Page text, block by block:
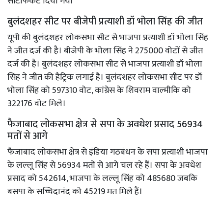
बुलंदशहर सीट पर बीजेपी प्रत्याशी डॉ भोला सिंह की जीत
यूपी की बुलंदशहर लोकसभा सीट से भाजपा प्रत्याशी डॉ भोला सिंह
ने जीत दर्ज की है। बीजेपी के भोला सिंह ने 275000 वोटों से जीत
दर्ज की है। बुलंदशहर लोकसभा सीट से भाजपा प्रत्याशी डॉ भोला
सिंह ने जीत की हैट्रिक लगाई है। बुलंदशहर लोकसभा सीट पर डॉ
भोला सिंह को 597310 वोट, कांग्रेस के शिवराम वाल्मीकि को
322176 वोट मिले।
फैजाबाद लोकसभा क्षेत्र से सपा के अवधेश प्रसाद 56934
मतों से आगे
फैजाबाद लोकसभा क्षेत्र से इंडिया गठबंधन के सपा प्रत्याशी भाजपा
के लल्लू सिंह से 56934 मतों से आगे चल रहे हैं। सपा के अवधेश
प्रसाद को 542614, भाजपा के लल्लू सिंह को 485680 जबकि
बसपा के सच्चिदानंद को 45219 मत मिले हैं।